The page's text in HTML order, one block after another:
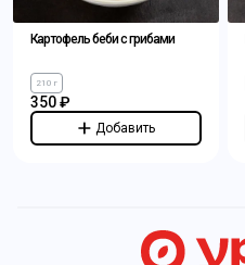
Картофель беби с грибами
210 г
350 ₽
Добавить